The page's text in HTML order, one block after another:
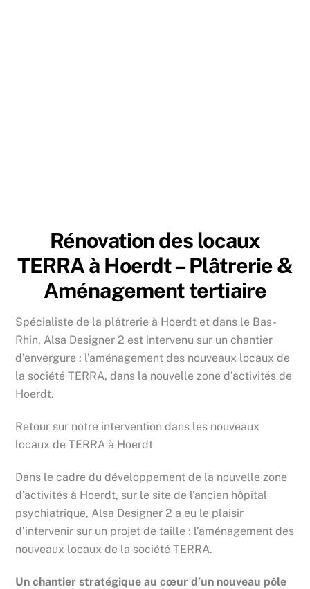
Rénovation des locaux
TERRA à Hoerdt –Plâtrerie &
Aménagement tertiaire
Spécialiste de la plâtrerie à Hoerdt et dans le Bas-
Rhin, Alsa Designer 2 est intervenu sur un chantier
d’envergure : l’aménagement des nouveaux locaux de
la société TERRA, dans la nouvelle zone d’activités de
Hoerdt.
Retour sur notre intervention dans les nouveaux
locaux de TERRA à Hoerdt
Dans le cadre du développement de la nouvelle zone
d’activités à Hoerdt, sur le site de l’ancien hôpital
psychiatrique, Alsa Designer 2 a eu le plaisir
d’intervenir sur un projet de taille : l’aménagement des
nouveaux locaux de la société TERRA.
Un chantier stratégique au cœur d’un nouveau pôle